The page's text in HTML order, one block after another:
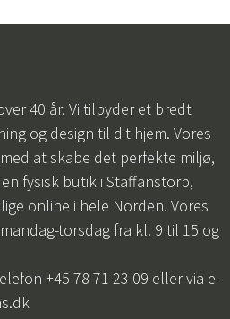
40 år. Vi tilbyder et bredt
og design til dit hjem. Vores
at skabe det perfekte miljø,
fysisk butik i Staffanstorp,
online i hele Norden. Vores
torsdag fra kl. 9 til 15 og
+45 78 71 23 09 eller via e-